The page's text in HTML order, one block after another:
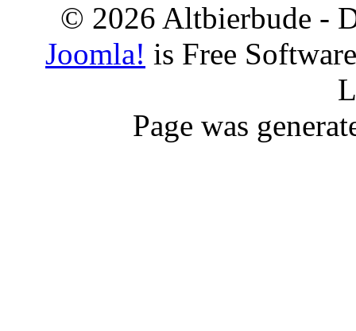
© 2026 Altbierbude -
Joomla! is Free
Page was